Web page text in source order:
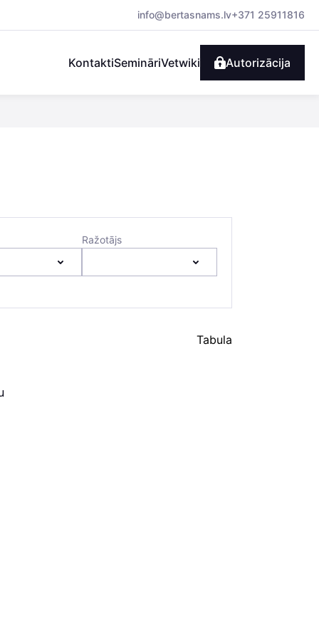
info@bertasnams.lv+371 25911816
KontaktiSemināriVetwiki Autorizācija
Ražotājs
Tabula